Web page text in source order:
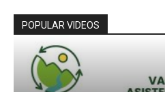
POPULAR VIDEOS